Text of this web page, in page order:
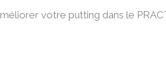
votre putting dans le